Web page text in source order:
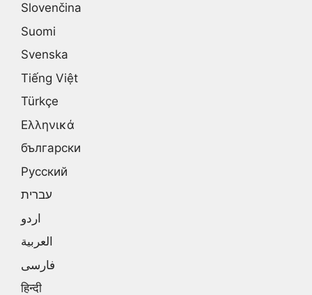
Slovenčina
Suomi
Svenska
Tiếng Việt
Türkçe
Ελληνικά
български
Русский
עברית
اردو
العربية
فارسی
हिन्दी